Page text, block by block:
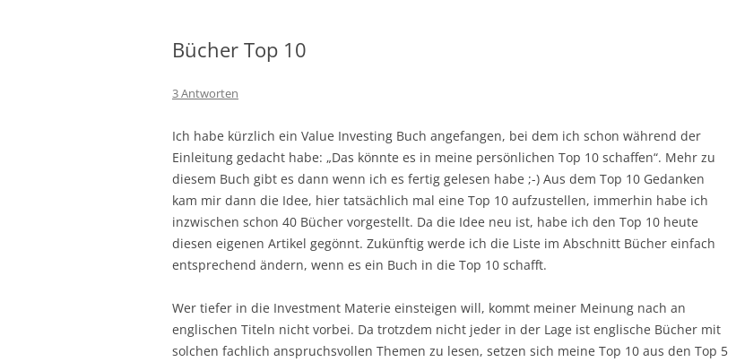
Bücher Top 10
3 Antworten
Ich habe kürzlich ein Value Investing Buch angefangen, bei dem ich schon während der
Einleitung gedacht habe: „Das könnte es in meine persönlichen Top 10 schaffen“. Mehr zu
diesem Buch gibt es dann wenn ich es fertig gelesen habe ;-) Aus dem Top 10 Gedanken
kam mir dann die Idee, hier tatsächlich mal eine Top 10 aufzustellen, immerhin habe ich
inzwischen schon 40 Bücher vorgestellt. Da die Idee neu ist, habe ich den Top 10 heute
diesen eigenen Artikel gegönnt. Zukünftig werde ich die Liste im Abschnitt Bücher einfach
entsprechend ändern, wenn es ein Buch in die Top 10 schafft.
Wer tiefer in die Investment Materie einsteigen will, kommt meiner Meinung nach an
englischen Titeln nicht vorbei. Da trotzdem nicht jeder in der Lage ist englische Bücher mit
solchen fachlich anspruchsvollen Themen zu lesen, setzen sich meine Top 10 aus den Top 5